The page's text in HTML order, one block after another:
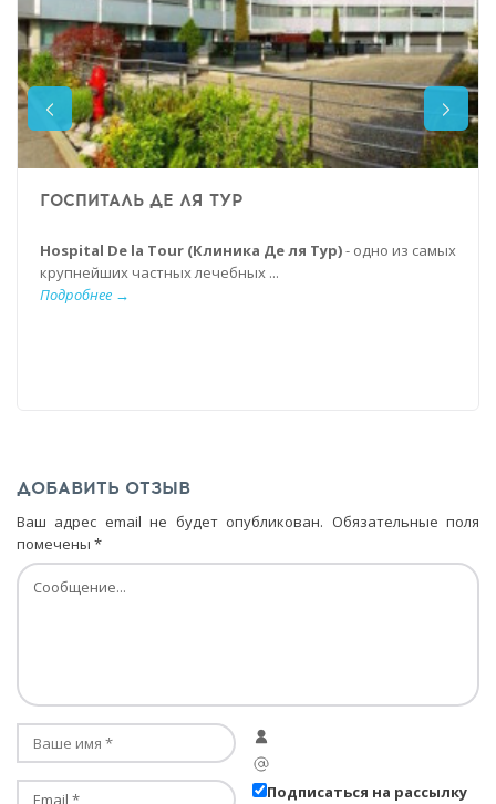
ГОСПИТАЛЬ ДЕ ЛЯ ТУР
Hospital De la Tour (Клиника Де ля Тур)- одно из самых
крупнейших частных лечебных ...
Подробнее →
ДОБАВИТЬ ОТЗЫВ
Ваш адрес email не будет опубликован. Обязательные поля
помечены *
Подписаться на рассылку